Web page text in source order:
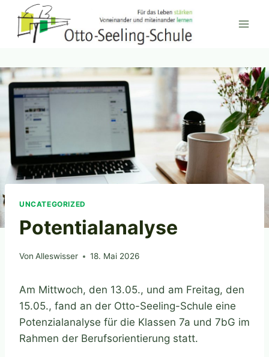
Inhalt
springen
UNCATEGORIZED
Potentialanalyse
Von Alleswisser 18. Mai 2026
Am Mittwoch, den 13.05., und am Freitag, den
15.05., fand an der Otto-Seeling-Schule eine
Potenzialanalyse für die Klassen 7a und 7bG im
Rahmen der Berufsorientierung statt.